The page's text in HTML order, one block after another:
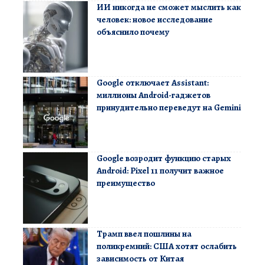
ИИ никогда не сможет мыслить как
человек: новое исследование
объяснило почему
Google отключает Assistant:
миллионы Android-гаджетов
принудительно переведут на Gemini
Google возродит функцию старых
Android: Pixel 11 получит важное
преимущество
Трамп ввел пошлины на
поликремний: США хотят ослабить
зависимость от Китая